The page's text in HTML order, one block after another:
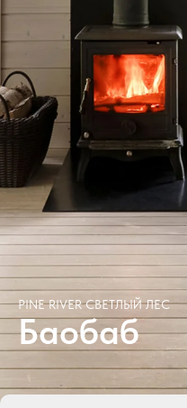
PINE RIVER СВЕТЛЫЙ ЛЕС
Баобаб